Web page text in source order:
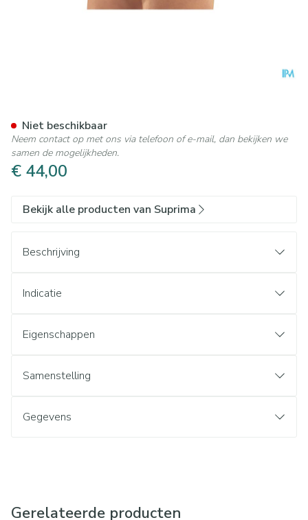
€ 44,00
Niet beschikbaar
Neem contact op met ons via telefoon of e-mail, dan bekijken we
samen de mogelijkheden.
Bekijk alle producten van Suprima
Beschrijving
Indicatie
Eigenschappen
Samenstelling
Gegevens
Gerelateerde producten